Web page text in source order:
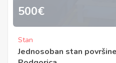
500€
Stan
Jednosoban stan